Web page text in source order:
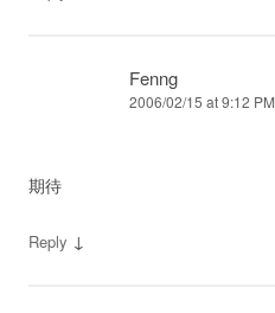
Fenng
2006/02/15 at 9:12 PM
期待
Reply ↓